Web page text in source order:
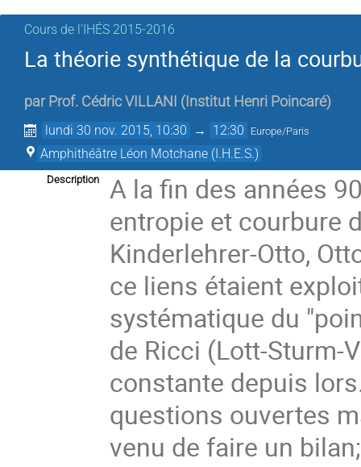
Cours de l'IHÉS­­ 2015-2016
La théorie synthétique de la
par Prof. Cédric VILLANI ( Institut Henri Poincaré)
lundi 30 nov. 2015, 10:30 → 12:30 Europe/Paris
Amphithéâtre Léon Motchane (I.H.E.S.)
Description
A la fin des années
entropie et courbure
Kinderlehrer-Otto,
ce liens étaient
systématique du
de Ricci (Lott-Sturm-
constante depuis
questions ouvertes
venu de faire un